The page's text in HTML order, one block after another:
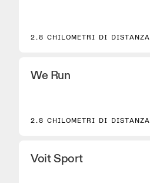
2.8 CHILOMETRI DI DISTANZA
We Run
2.8 CHILOMETRI DI DISTANZA
Voit Sport